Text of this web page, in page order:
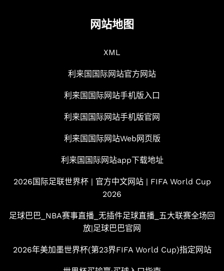
网站地图
XML
利来国国际网站官方网站
利来国国际网站手机版入口
利来国国际网站手机版官网
利来国国际网站Web网页版
利来国国际网站app下载地址
2026国际足联世界杯 | 官方中文网站 | FIFA World Cup
2026
足球巴巴_NBA赛事直播_无插件足球直播_五大联赛全场回
放|足球巴巴官网
2026年美加墨世界杯(第23界FIFA World Cup)指定网站